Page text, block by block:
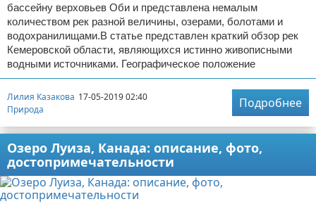
бассейну верховьев Оби и представлена немалым
количеством рек разной величины, озерами, болотами и
водохранилищами.В статье представлен краткий обзор рек
Кемеровской области, являющихся истинно живописными
водными источниками. Географическое положение
Лилия Казакова 17-05-2019 02:40
Природа
Подробнее
Озеро Луиза, Канада: описание, фото,
достопримечательности